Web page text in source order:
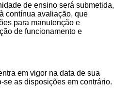
de ensino será submetida,
contínua avaliação, que
para manutenção e
de funcionamento e
em vigor na data de sua
se as disposições em contrário.